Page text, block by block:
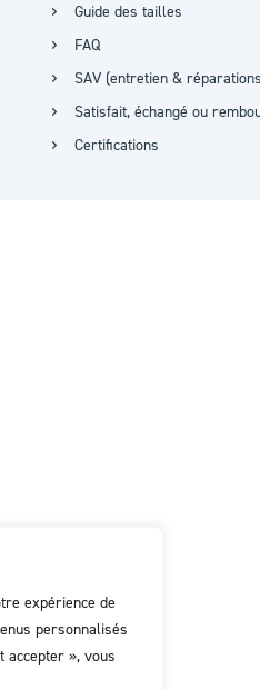
expérience de
personnalisés
accepter », vous
Guide des tailles
FAQ
SAV (entretien &
Satisfait, échangé ou
Certifications